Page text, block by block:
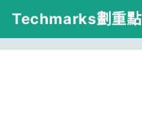
跳
主
Techmarks劃重點